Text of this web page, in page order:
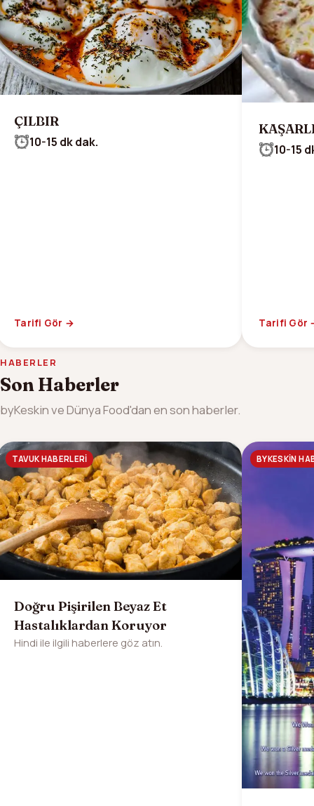
ÇILBIR
10-15 dk dak.
Tarifi Gör →
10-15
Tarifi Gör
HABERLER
Son Haberler
byKeskin ve Dünya Food'dan en son haberler.
TAVUK HABERLERI
Doğru Pişirilen Beyaz Et
Hastalıklardan Koruyor
Hindi ile ilgili haberlere göz atın.
BYKESKIN